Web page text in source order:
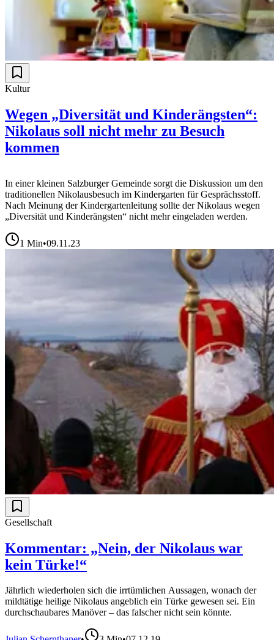
Kultur
Wegen „Diversität und Kinderängsten“:
Nikolaus soll nicht mehr zu Besuch
kommen
In einer kleinen Salzburger Gemeinde sorgt die Diskussion um den
traditionellen Nikolausbesuch im Kindergarten für Gesprächsstoff.
Nach Meinung der Kindergartenleitung sollte der Nikolaus wegen
„Diversität und Kinderängsten“ nicht mehr eingeladen werden.
1 Min•09.11.23
Gesellschaft
Kommentar: „Nein, der Nikolaus war
kein Türke!“
Jährlich wiederholen sich die irrtümlichen Aussagen, wonach der
mildtätige heilige Nikolaus angeblich ein Türke gewesen sei. Ein
durchschaubares Manöver – das falscher nicht sein könnte.